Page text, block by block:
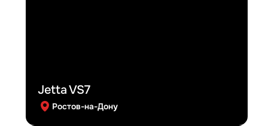
Jetta VS7
Ростов-на-Дону